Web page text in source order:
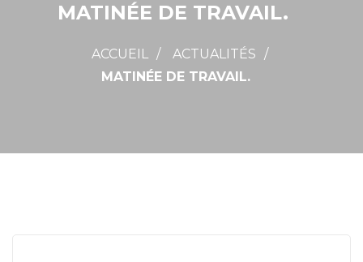
MATINÉE DE TRAVAIL.
ACCUEIL
ACTUALITÉS
MATINÉE DE TRAVAIL.